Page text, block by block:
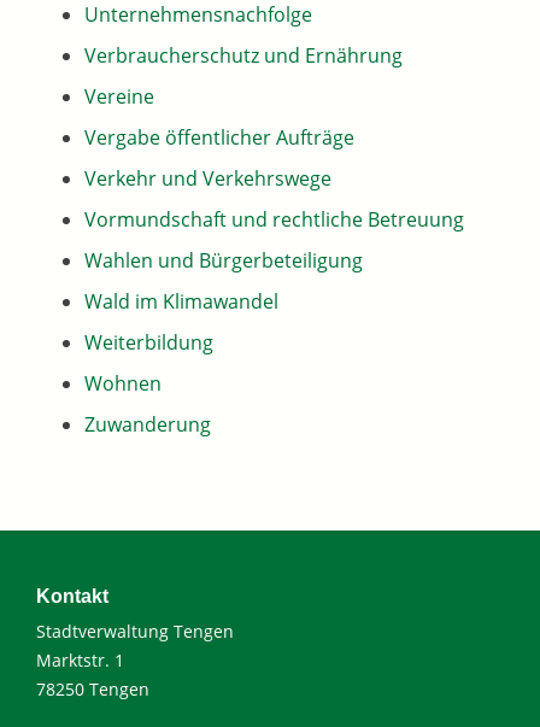
Unternehmensnachfolge
Verbraucherschutz und Ernährung
Vereine
Vergabe öffentlicher Aufträge
Verkehr und Verkehrswege
Vormundschaft und rechtliche Betreuung
Wahlen und Bürgerbeteiligung
Wald im Klimawandel
Weiterbildung
Wohnen
Zuwanderung
Kontakt
Stadtverwaltung Tengen
Marktstr. 1
78250 Tengen